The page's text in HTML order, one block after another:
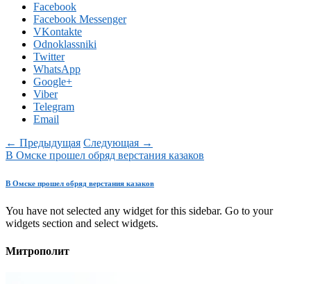
Facebook
Facebook Messenger
VKontakte
Odnoklassniki
Twitter
WhatsApp
Google+
Viber
Telegram
Email
← Предыдущая Следующая →
В Омске прошел обряд верстания казаков
В Омске прошел обряд верстания казаков
You have not selected any widget for this sidebar. Go to your
widgets section and select widgets.
Митрополит